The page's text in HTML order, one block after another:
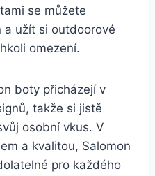
se můžete
užít si outdoorové
⁣omezení.
boty přicházejí v⁢
takže si jistě
osobní vkus.​ V‍
a kvalitou, Salomon
pro každého